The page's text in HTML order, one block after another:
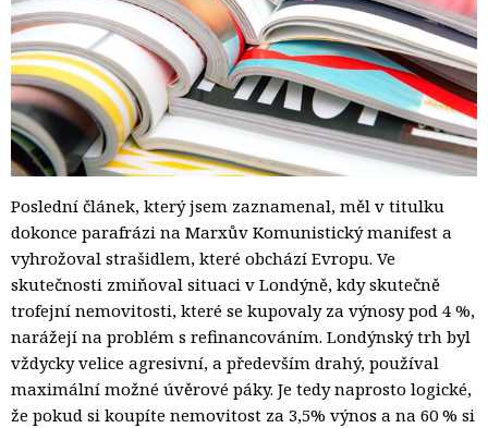
Poslední článek, který jsem zaznamenal, měl v titulku
dokonce parafrázi na Marxův Komunistický manifest a
vyhrožoval strašidlem, které obchází Evropu. Ve
skutečnosti zmiňoval situaci v Londýně, kdy skutečně
trofejní nemovitosti, které se kupovaly za výnosy pod 4 %,
narážejí na problém s refinancováním. Londýnský trh byl
vždycky velice agresivní, a především drahý, používal
maximální možné úvěrové páky. Je tedy naprosto logické,
že pokud si koupíte nemovitost za 3,5% výnos a na 60 % si